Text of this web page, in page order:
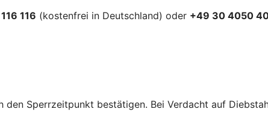
116 (kostenfrei in Deutschland) oder +49 30 4050
den Sperrzeitpunkt bestätigen. Bei Verdacht auf